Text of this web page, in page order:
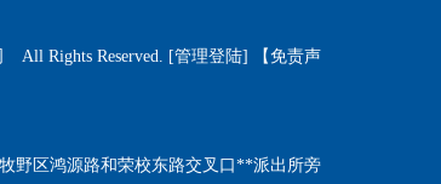
All Rights Reserved. [管理登陆]
【免责声
野区鸿源路和荣校东路交叉口**派出所旁